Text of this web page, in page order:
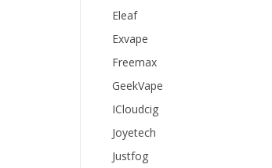
Eleaf
Exvape
Freemax
GeekVape
ICloudcig
Joyetech
Justfog